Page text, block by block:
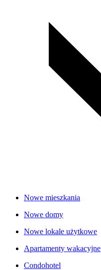
Nowe mieszkania
Nowe domy
Nowe lokale użytkowe
Apartamenty wakacyjne
Condohotel